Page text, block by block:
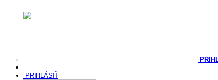
PRIHLÁSIŤ